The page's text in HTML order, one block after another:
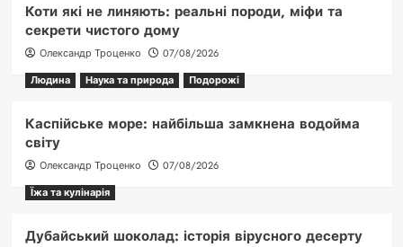
Коти які не линяють: реальні породи, міфи та
секрети чистого дому
Олександр Троценко
07/08/2026
Людина
Наука та природа Подорожі
Каспійське море: найбільша замкнена водойма
світу
Олександр Троценко
07/08/2026
Їжа та кулінарія
Дубайський шоколад: історія вірусного десерту